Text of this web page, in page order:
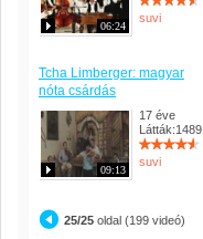
06:24
suvi
Tcha Limberger: magyar
nóta csárdás
09:13
17 éve
Látták:1489
suvi
25/25 oldal (199 videó)